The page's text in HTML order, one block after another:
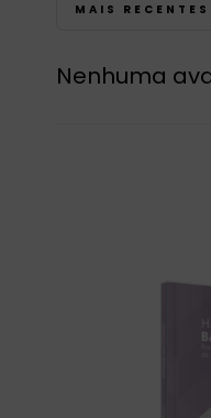
MAIS RECENTES
Nenhuma